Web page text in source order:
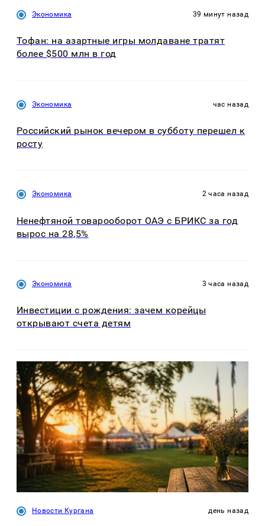
Экономика 39 минут назад
Тофан: на азартные игры молдаване тратят
более $500 млн в год
Экономика час назад
Российский рынок вечером в субботу перешел к
росту
Экономика 2 часа назад
Ненефтяной товарооборот ОАЭ с БРИКС за год
вырос на 28,5%
Экономика 3 часа назад
Инвестиции с рождения: зачем корейцы
открывают счета детям
Новости Кургана день назад